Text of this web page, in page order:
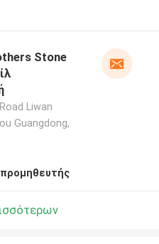
Stone
Liwan
Guangdong,